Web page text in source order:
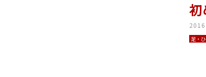
初
足・